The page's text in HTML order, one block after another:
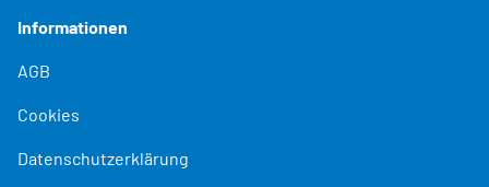
Informationen
AGB
Cookies
Datenschutzerklärung